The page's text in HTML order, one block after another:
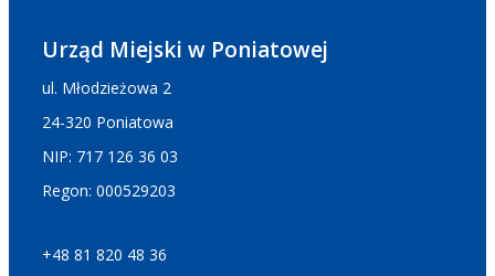
Urząd Miejski w Poniatowej
ul. Młodzieżowa 2
24-320 Poniatowa
NIP: 717 126 36 03
Regon: 000529203
+48 81 820 48 36